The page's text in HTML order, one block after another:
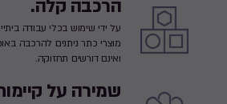
הרכבה קלה.
על ידי שימוש בכלי עבודה
מוצרי כתר ניתנים להרכבה
ואינם דורשים תחזוקה.
שמירה על